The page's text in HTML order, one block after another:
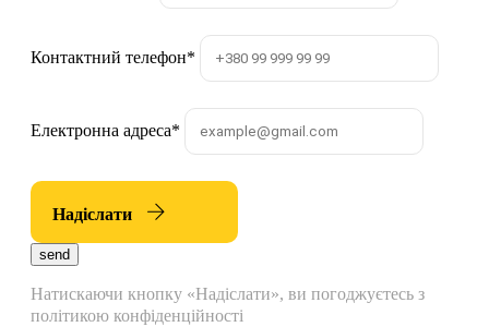
Контактний телефон*
Електронна адреса*
Надіслати
send
Натискаючи кнопку «Надіслати», ви погоджуєтесь з
політикою конфіденційності